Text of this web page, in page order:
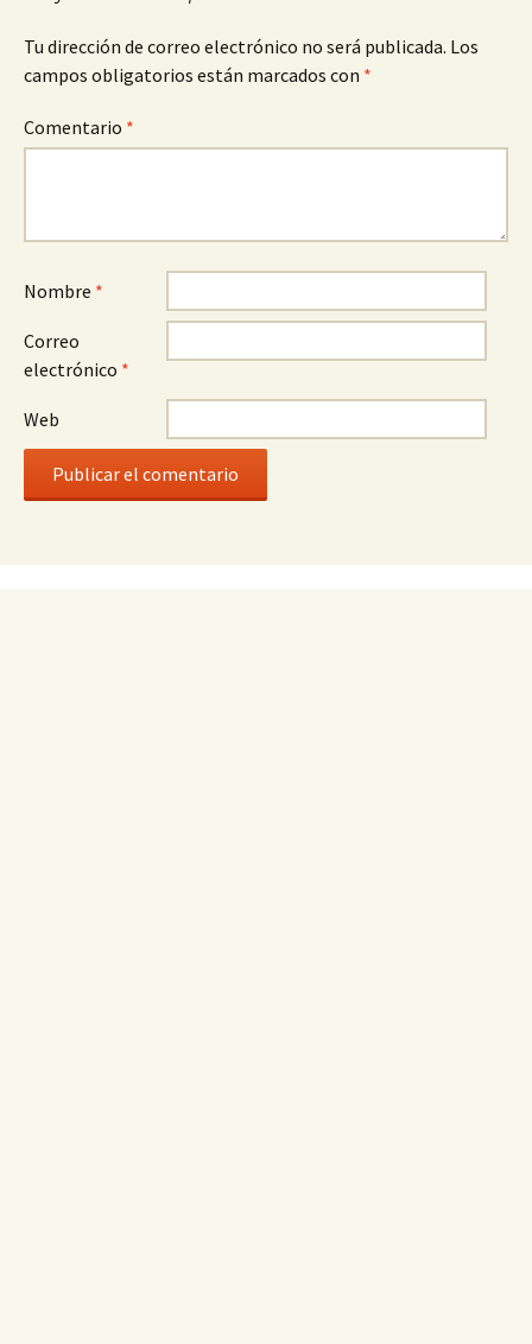
Tu dirección de correo electrónico no será publicada. Los
campos obligatorios están marcados con *
Comentario *
Nombre *
Correo
electrónico *
Web